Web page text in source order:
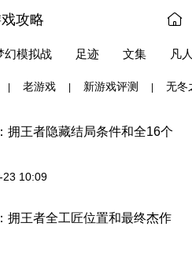
攻略
幻模拟战 足迹 文集 凡
老游戏 新游戏评测 无冬
拥王者隐藏结局条件和全16个
23 10:09
拥王者全工匠位置和最终杰作